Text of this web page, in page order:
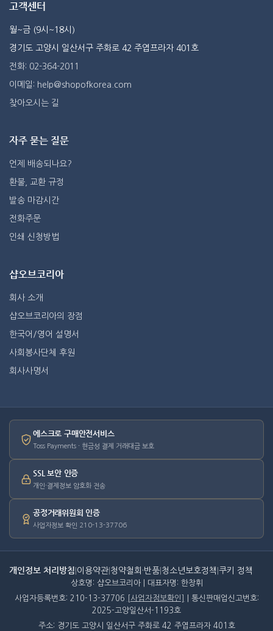
고객센터
월~금 (9시~18시)
경기도 고양시 일산서구 주화로 42 주엽프라자 401호
전화: 02-364-2011
이메일: help@shopofkorea.com
찾아오시는 길
자주 묻는 질문
언제 배송되나요?
환불, 교환 규정
발송 마감시간
전화주문
인쇄 신청방법
샵오브코리아
회사 소개
샵오브코리아의 장점
한국어/영어 설명서
사회봉사단체 후원
회사사명서
에스크로 구매안전서비스
Toss Payments · 현금성 결제 거래대금 보호
SSL 보안 인증
개인·결제정보 암호화 전송
공정거래위원회 인증
사업자정보 확인 210-13-37706
개인정보 처리방침 이용약관 청약철회·반품 청소년보호정책 쿠키 정책
상호명: 샵오브코리아 | 대표자명: 한창휘
사업자등록번호: 210-13-37706
[사업자정보확인]
| 통신판매업신고번호:
2025-고양일산서-1193호
주소: 경기도 고양시 일산서구 주화로 42 주엽프라자 401호